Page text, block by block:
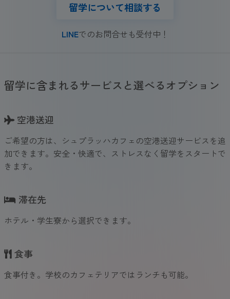
留学について相談する
LINEでのお問合せも受付中！
留学に含まれるサービスと選べるオプション
空港送迎
ご希望の方は、シュプラッハカフェの空港送迎サービスを追
加できます。安全・快適で、ストレスなく留学をスタートで
きます。
滞在先
ホテル・学生寮から選択できます。
食事
食事付き。学校のカフェテリアではランチも可能。